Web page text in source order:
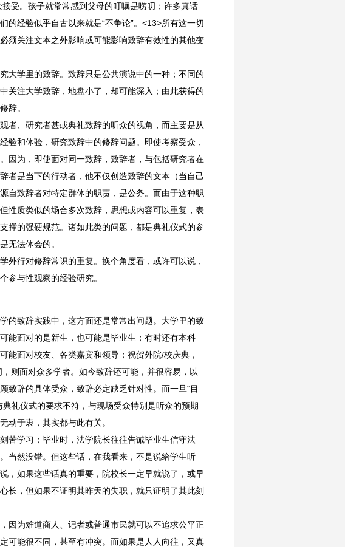
受。孩子就常常感到父母的叮嘱是唠叨；许多真话
的经验似乎自古以来就是“不争论”。<13>所有这一切
须关注文本之外影响或可能影响致辞有效性的其他变
学里的致辞。致辞只是公共演说中的一种；不同的
关注大学致辞，地盘小了，却可能深入；由此获得的
辞。
、研究者甚或典礼致辞的听众的视角，而主要是从
和体验，研究致辞中的修辞问题。即使考察受众，
因为，即使面对同一致辞，致辞者，与包括研究者在
者是当下的行动者，他不仅创造致辞的文本（当自己
自致辞者对特定群体的职责，是公务。而由于这种职
性质类似的场合多次致辞，思想或内容可以重复，表
撑的强硬规范。诸如此类的问题，都是典礼仪式的参
无法体会的。
行对修辞常识的重复。换个角度看，或许可以说，
参与性观察的经验研究。
致辞实践中，这方面还是常常出问题。大学里的致
能面对的是新生，也可能是毕业生；有时还有本科
能面对校友、各类嘉宾和领导；祝贺外院/校庆典，
则面对众多学者。如今致辞还可能，并很容易，以
致辞的具体受众，致辞必定缺乏针对性。而一旦“目
礼仪式的要求不符，与现场受众特别是听众的预期
动于衷，其实都与此有关。
学习；毕业时，法学院长往往告诫毕业生信守法
当然没错。但这些话，在我看来，不是说给学生听
，如果这些话真的重要，院校长一定早就说了，或早
长，但如果不证明其昨天的失职，就只证明了其此刻
为难道商人、记者或普通市民就可以不追求公平正
可能很不同，甚至有冲突。而如果是人人向往，又真